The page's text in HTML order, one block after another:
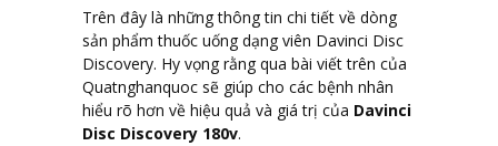
Trên đây là những thông tin chi tiết về dòng
sản phẩm thuốc uống dạng viên Davinci Disc
Discovery. Hy vọng rằng qua bài viết trên của
Quatnghanquoc sẽ giúp cho các bệnh nhân
hiểu rõ hơn về hiệu quả và giá trị của Davinci
Disc Discovery 180v.